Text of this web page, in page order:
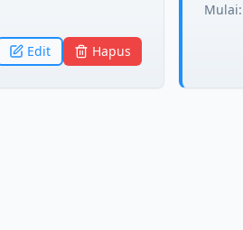
Edit Hapus
Mulai: